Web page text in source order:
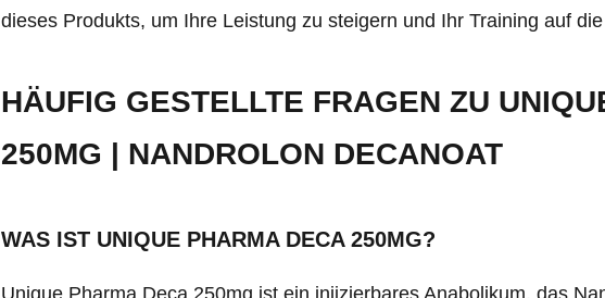
dieses Produkts, um Ihre Leistung zu steigern und Ihr Training auf
HÄUFIG GESTELLTE FRAGEN ZU
250MG | NANDROLON DECANOAT
WAS IST UNIQUE PHARMA DECA 250MG?
Unique Pharma Deca 250mg ist ein injizierbares Anabolikum, das